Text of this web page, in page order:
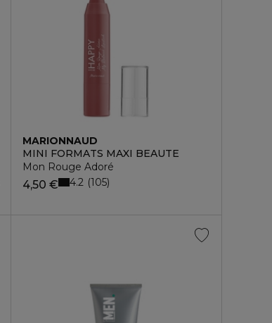
MARIONNAUD
MINI FORMATS MAXI BEAUTE
Mon Rouge Adoré
4,50 € 4.2 105